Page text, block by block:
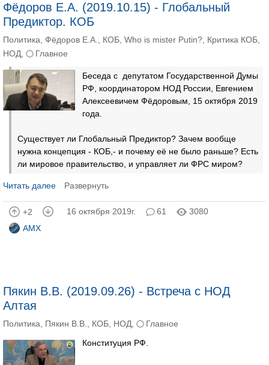
Фёдоров Е.А. (2019.10.15) - Глобальный
Предиктор. КОБ
Политика Фёдоров Е.А. КОБ Who is mister Putin? Критика КОБ
НОД
Главное
Беседа с депутатом Государственной Думы
РФ, координатором НОД России, Евгением
Алексеевичем Фёдоровым, 15 октября 2019
года.
Существует ли Глобальный Предиктор? Зачем вообще
нужна концепция - КОБ,- и почему её не было раньше? Есть
ли мировое правительство, и управляет ли ФРС миром?
Читать далее Развернуть
+2 16 октября 2019г. 61
3080
AMX
Пякин В.В. (2019.09.26) - Встреча с НОД
Алтая
Политика Пякин В.В. КОБ НОД
Главное
Конституция РФ.